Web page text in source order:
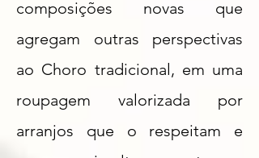
composições novas que
agregam outras perspectivas
ao Choro tradicional, em uma
roupagem valorizada por
arranjos que o respeitam e